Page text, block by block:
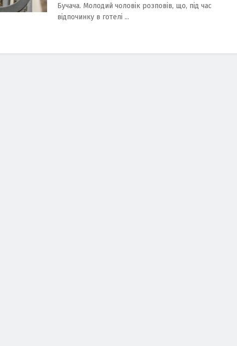
Бучaчa. Молодий чоловік розповів, що, під чaс
відпочинку в готелі ...